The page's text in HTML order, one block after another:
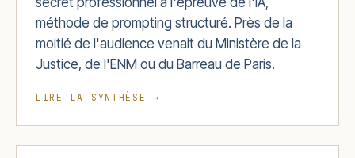
méthode de prompting structuré. Près de la
moitié de l'audience venait du Ministère de la
Justice, de l'ENM ou du Barreau de Paris.
LIRE LA SYNTHÈSE →